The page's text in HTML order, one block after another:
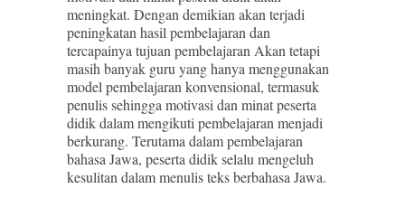
meningkat. Dengan demikian akan terjadi
peningkatan hasil pembelajaran dan
tercapainya tujuan pembelajaran Akan tetapi
masih banyak guru yang hanya menggunakan
model pembelajaran konvensional, termasuk
penulis sehingga motivasi dan minat peserta
didik dalam mengikuti pembelajaran menjadi
berkurang. Terutama dalam pembelajaran
bahasa Jawa, peserta didik selalu mengeluh
kesulitan dalam menulis teks berbahasa Jawa.